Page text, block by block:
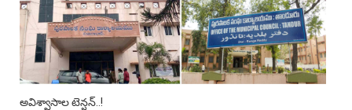
అవిశ్వాసాల టెన్షన్..!